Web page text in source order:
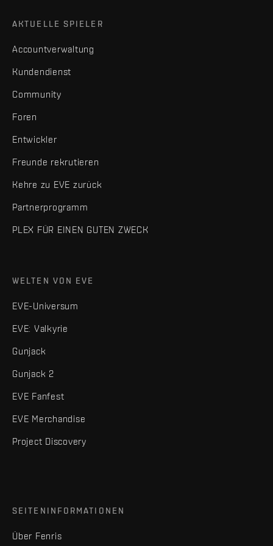
AKTUELLE SPIELER
Accountverwaltung
Kundendienst
Community
Foren
Entwickler
Freunde rekrutieren
Kehre zu EVE zurück
Partnerprogramm
PLEX FÜR EINEN GUTEN ZWECK
WELTEN VON EVE
EVE-Universum
EVE: Valkyrie
Gunjack
Gunjack 2
EVE Fanfest
EVE Merchandise
Project Discovery
SEITENINFORMATIONEN
Über Fenris